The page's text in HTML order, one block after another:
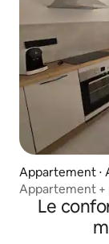
Appartement ⋅
Appartement +
Le